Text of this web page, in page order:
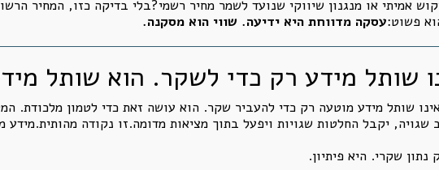
אמיתי או מנגנון שיווקי שנועד לשמר מחיר רשמי?בלי בדיקה כזו, המחיר
פשוט:עסקה מדווחת היא ידיעה. שווי הוא מסקנה.
שותל מידע מוטעה רק כדי להעביר שקר. הוא עושה זאת כדי לטמון מלכודת.
יקבל החלטות שגויות ויפעל בתוך מציאות מדומה.זו נקודה
שקרי. היא פיתיון.